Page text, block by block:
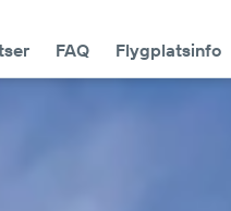
FAQ Flygplatsinfo